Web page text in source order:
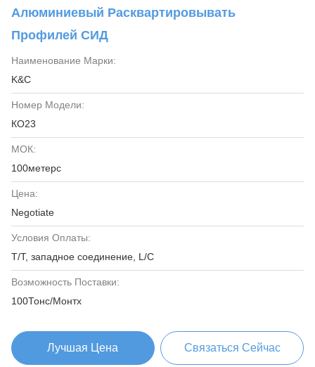
Алюминиевый Расквартировывать
Профилей СИД
Наименование Марки:
K&C
Номер Модели:
КО23
МОК:
100метерс
Цена:
Negotiate
Условия Оплаты:
T/T, западное соединение, L/C
Возможность Поставки:
100Тонс/Монтх
Лучшая Цена Связаться Сейчас